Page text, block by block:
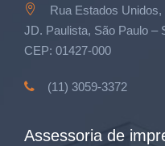
Rua Estados Unidos,
JD. Paulista, São Paulo –
CEP: 01427-000
(11) 3059-3372
Assessoria de